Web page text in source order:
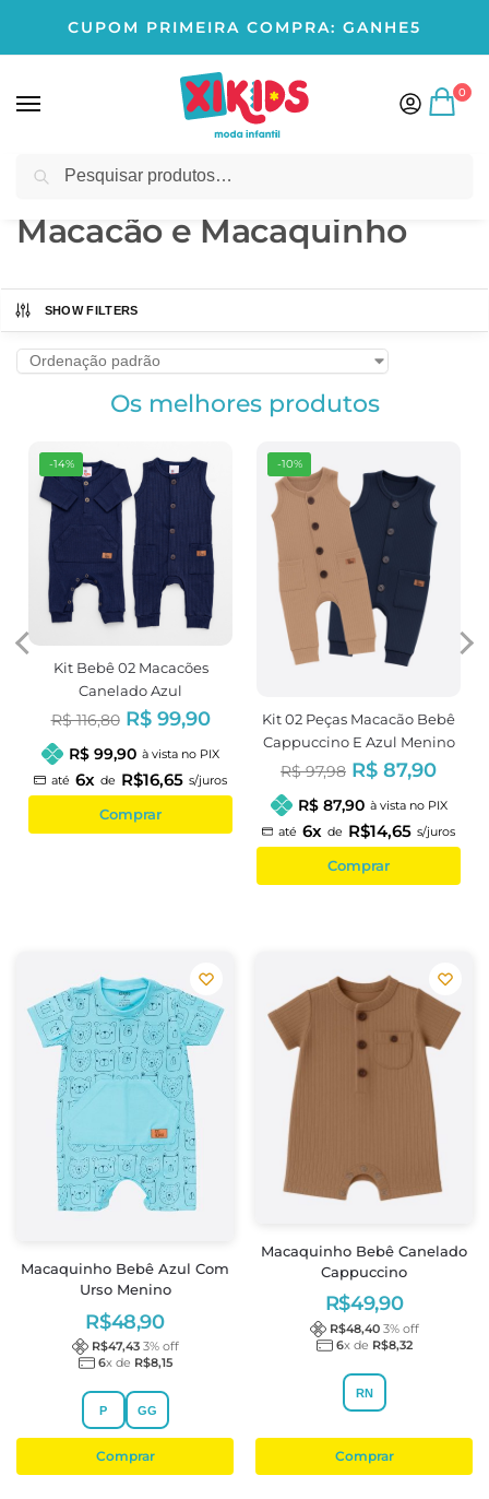
CUPOM PRIMEIRA COMPRA: GANHE5
0
Início BEBÊ MENINO / Macacão e Macaquinho
Macacão e Macaquinho
SHOW FILTERS
Os melhores produtos
-14%
Kit Bebê 02 Macacões
Canelado Azul
R$ 116,80 R$ 99,90
R$ 99,90 à vista no PIX
até 6x de R$16,65 s/juros
Comprar
-10%
Kit 02 Peças Macacão Bebê
Cappuccino E Azul Menino
R$ 97,98 R$ 87,90
R$ 87,90 à vista no PIX
até 6x de R$14,65 s/juros
Comprar
Macaquinho Bebê Azul Com
Urso Menino
R$48,90
R$47,43 3% off
6x de R$8,15
P GG
Comprar
Macaquinho Bebê Canelado
Cappuccino
R$49,90
R$48,40 3% off
6x de R$8,32
RN
Comprar